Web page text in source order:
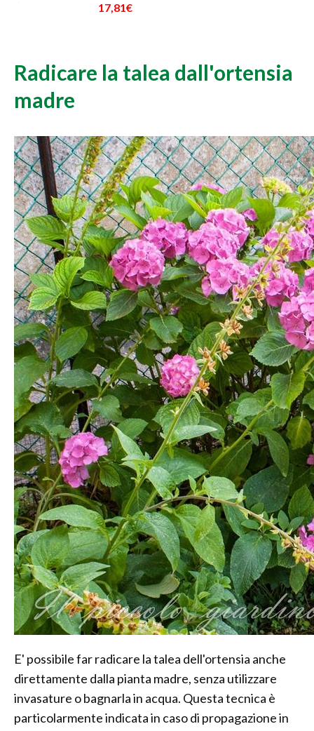
17,81€
Radicare la talea dall'ortensia
madre
E' possibile far radicare la talea dell'ortensia anche
direttamente dalla pianta madre, senza utilizzare
invasature o bagnarla in acqua. Questa tecnica è
particolarmente indicata in caso di propagazione in